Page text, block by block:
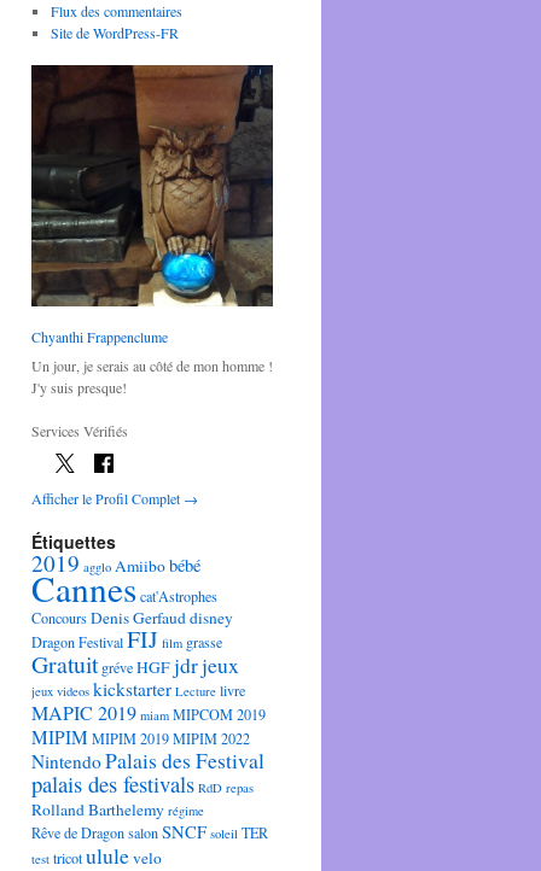
Flux des commentaires
Site de WordPress-FR
Chyanthi Frappenclume
Un jour, je serais au côté de mon homme !
J'y suis presque!
Services Vérifiés
Afficher le Profil Complet →
Étiquettes
2019 agglo Amiibobébé
Cannescat'Astrophes
ConcoursDenis Gerfauddisney
DragonFestivalFIJ film grasse
Gratuit gréveHGFjdrjeux
jeux videos kickstarter Lecture livre
MAPIC 2019 miam MIPCOM 2019
MIPIM MIPIM 2019MIPIM 2022
NintendoPalais des Festival
palais des festivals RdD repas
Rolland Barthelemy régime
Rêve de DragonsalonSNCF soleil TER
test tricotululevelo